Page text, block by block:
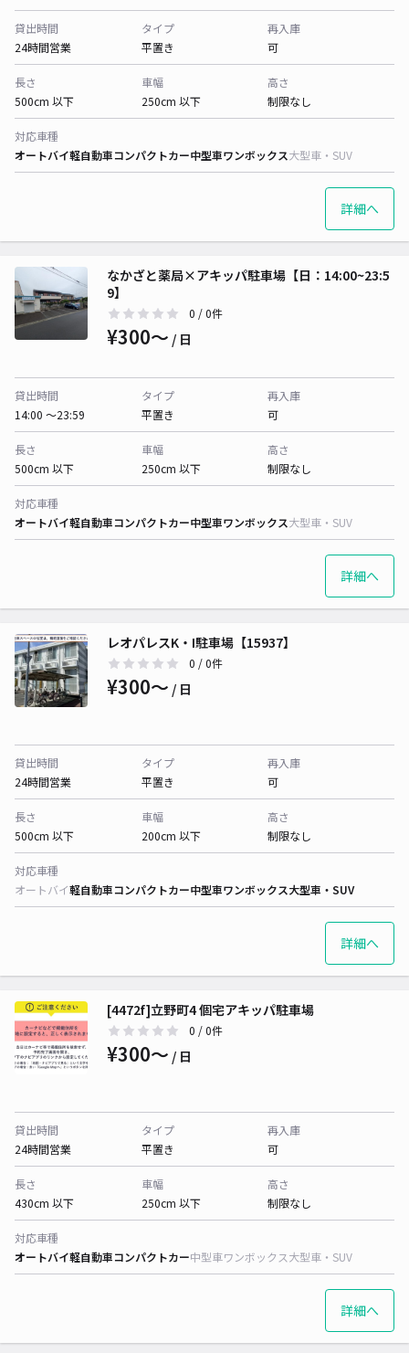
貸出時間
24時間営業
タイプ
平置き
再入庫
可
長さ
500cm 以下
車幅
250cm 以下
高さ
制限なし
対応車種
オートバイ軽自動車コンパクトカー中型車ワンボックス大型車・SUV
詳細へ
なかざと薬局×アキッパ駐車場【日：14:00~23:5
9】
0 / 0件
¥300〜 / 日
貸出時間
14:00 〜23:59
タイプ
平置き
再入庫
可
長さ
500cm 以下
車幅
250cm 以下
高さ
制限なし
対応車種
オートバイ軽自動車コンパクトカー中型車ワンボックス大型車・SUV
詳細へ
レオパレスK・I駐車場【15937】
0 / 0件
¥300〜 / 日
貸出時間
24時間営業
タイプ
平置き
再入庫
可
長さ
500cm 以下
車幅
200cm 以下
高さ
制限なし
対応車種
オートバイ軽自動車コンパクトカー中型車ワンボックス大型車・SUV
詳細へ
[4472f]立野町4 個宅アキッパ駐車場
0 / 0件
¥300〜 / 日
貸出時間
24時間営業
タイプ
平置き
再入庫
可
長さ
430cm 以下
車幅
250cm 以下
高さ
制限なし
対応車種
オートバイ軽自動車コンパクトカー中型車ワンボックス大型車・SUV
詳細へ